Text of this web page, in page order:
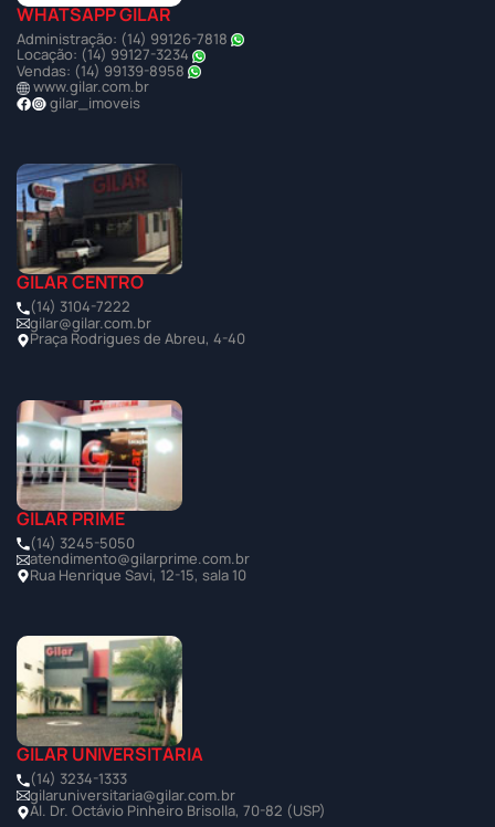
WHATSAPP GILAR
Administração: (14) 99126-7818
Locação: (14) 99127-3234
Vendas: (14) 99139-8958
www.gilar.com.br
gilar_imoveis
GILAR CENTRO
(14) 3104-7222
gilar@gilar.com.br
Praça Rodrigues de Abreu, 4-40
GILAR PRIME
(14) 3245-5050
atendimento@gilarprime.com.br
Rua Henrique Savi, 12-15, sala 10
GILAR UNIVERSITÁRIA
(14) 3234-1333
gilaruniversitaria@gilar.com.br
Al. Dr. Octávio Pinheiro Brisolla, 70-82 (USP)